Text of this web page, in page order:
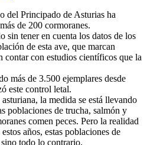
del Principado de Asturias ha
de 200 cormoranes.
sin tener en cuenta los datos de los
de esta ave, que marcan
contar con estudios científicos que la
más de 3.500 ejemplares desde
este control letal.
la medida se está llevando
poblaciones de trucha, salmón y
comen peces. Pero la realidad
años, estas poblaciones de
todo lo contrario.